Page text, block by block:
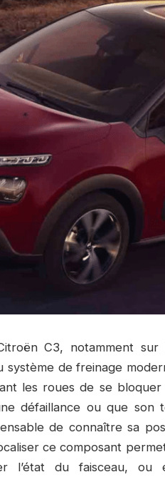
C3, notamment sur
système de freinage
les roues de se
défaillance ou que son
de connaître sa
ce composant
l’état du faisceau, ou